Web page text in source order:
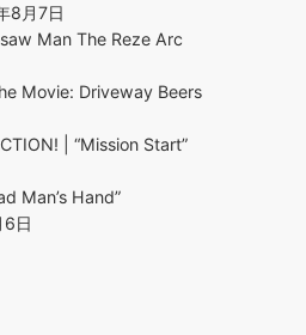
8月7日
Man The Reze Arc
Movie: Driveway Beers
| “Mission Start”
Man’s Hand”
日